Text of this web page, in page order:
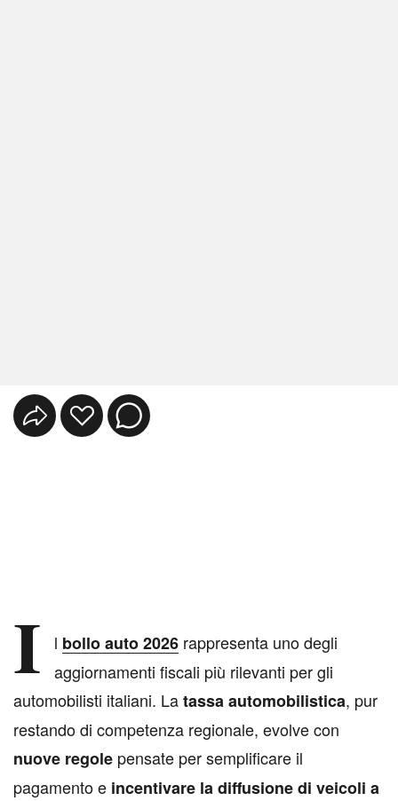
I l bollo auto 2026 rappresenta uno degli
aggiornamenti fiscali più rilevanti per gli
automobilisti italiani. Latassa automobilistica, pur
restando di competenza regionale, evolve con
nuove regole pensate per semplificare il
pagamento e incentivare la diffusione di veicoli a